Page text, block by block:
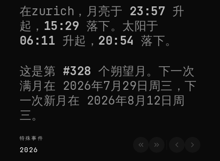
在zurich ，月亮于 23:57 升
起， 15:29 落下。太阳于
06:11 升起， 20:54 落下。
这是第 #328 个朔望月。下一次
满月在 2026年7月29日周三 ，下
一次新月在 2026年8月12日周
三。
特殊事件
特殊事件
2026